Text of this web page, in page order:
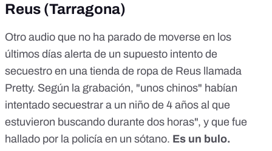
Reus (Tarragona)
Otro audio que no ha parado de moverse en los
últimos días alerta de un supuesto intento de
secuestro en una tienda de ropa de Reus llamada
Pretty. Según la grabación, "unos chinos" habían
intentado secuestrar a un niño de 4 años al que
estuvieron buscando durante dos horas", y que fue
hallado por la policía en un sótano. Es un bulo.